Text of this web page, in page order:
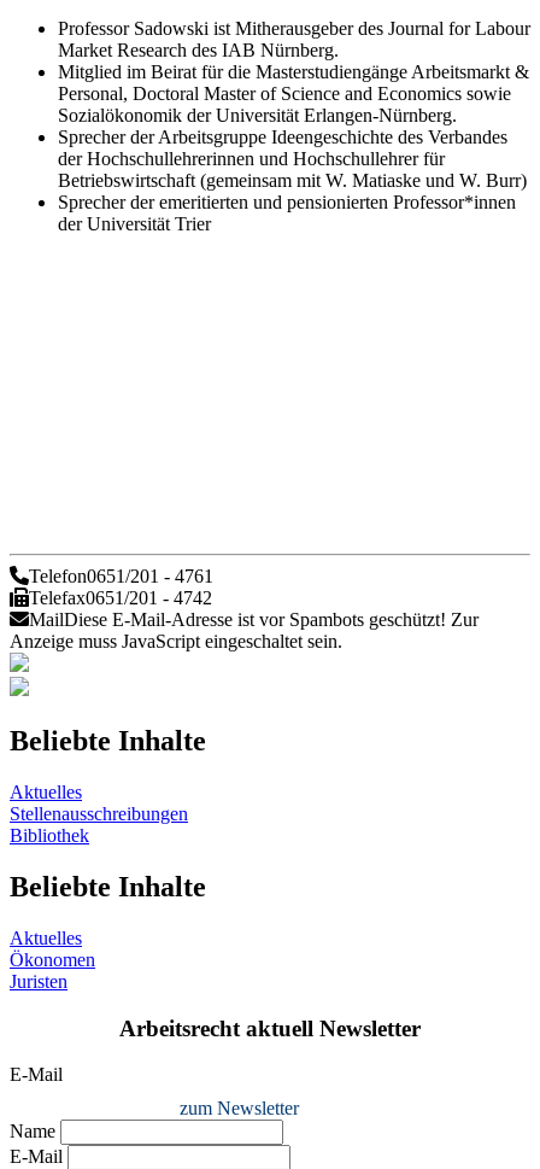
Professor Sadowski ist Mitherausgeber des Journal for Labour
Market Research des IAB Nürnberg.
Mitglied im Beirat für die Masterstudiengänge Arbeitsmarkt &
Personal, Doctoral Master of Science and Economics sowie
Sozialökonomik der Universität Erlangen-Nürnberg.
Sprecher der Arbeitsgruppe Ideengeschichte des Verbandes
der Hochschullehrerinnen und Hochschullehrer für
Betriebswirtschaft (gemeinsam mit W. Matiaske und W. Burr)
Sprecher der emeritierten und pensionierten Professor*innen
der Universität Trier
Telefon0651/201 - 4761
Telefax0651/201 - 4742
MailDiese E-Mail-Adresse ist vor Spambots geschützt! Zur
Anzeige muss JavaScript eingeschaltet sein.
Beliebte Inhalte
Aktuelles
Stellenausschreibungen
Bibliothek
Beliebte Inhalte
Aktuelles
Ökonomen
Juristen
Arbeitsrecht aktuell Newsletter
E-Mail
zum Newsletter
Name
E-Mail